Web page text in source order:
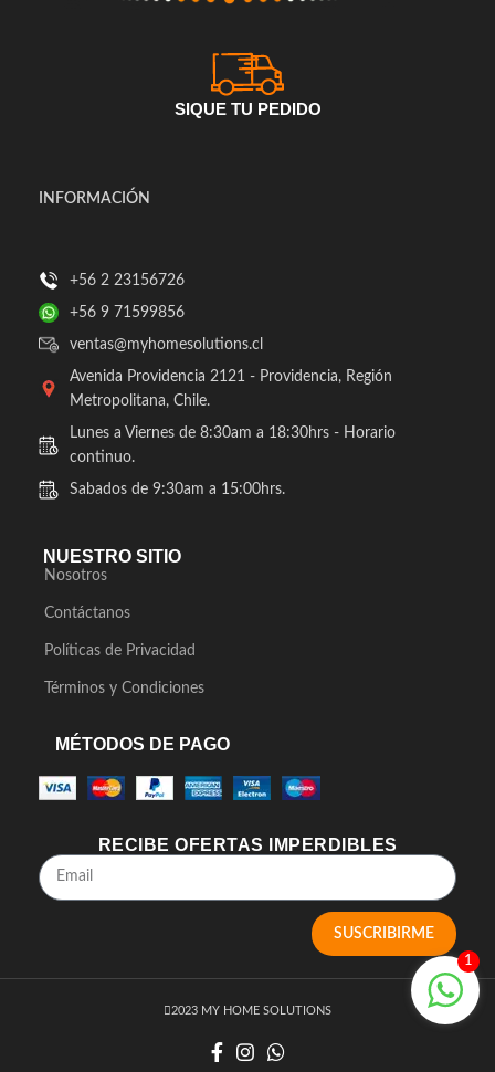
SIQUE TU PEDIDO
INFORMACIÓN
+56 2 23156726
+56 9 71599856
ventas@myhomesolutions.cl
Avenida Providencia 2121 - Providencia, Región
Metropolitana, Chile.
Lunes a Viernes de 8:30am a 18:30hrs - Horario
continuo.
Sabados de 9:30am a 15:00hrs.
NUESTRO SITIO
Nosotros
Contáctanos
Políticas de Privacidad
Términos y Condiciones
MÉTODOS DE PAGO
RECIBE OFERTAS IMPERDIBLES
SUSCRIBIRME
2023 MY HOME SOLUTIONS
1